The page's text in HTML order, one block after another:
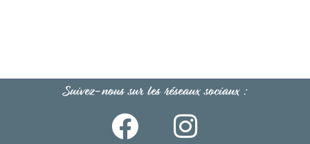
Suivez-nous sur les réseaux sociaux :